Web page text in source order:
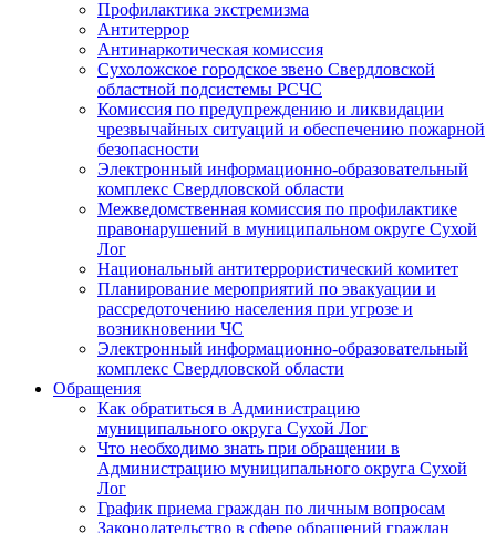
Профилактика экстремизма
Антитеррор
Антинаркотическая комиссия
Сухоложское городское звено Свердловской
областной подсистемы РСЧС
Комиссия по предупреждению и ликвидации
чрезвычайных ситуаций и обеспечению пожарной
безопасности
Электронный информационно-образовательный
комплекс Cвердловской области
Межведомственная комиссия по профилактике
правонарушений в муниципальном округе Сухой
Лог
Национальный антитеррористический комитет
Планирование мероприятий по эвакуации и
рассредоточению населения при угрозе и
возникновении ЧС
Электронный информационно-образовательный
комплекс Свердловской области
Обращения
Как обратиться в Администрацию
муниципального округа Сухой Лог
Что необходимо знать при обращении в
Администрацию муниципального округа Сухой
Лог
График приема граждан по личным вопросам
Законодательство в сфере обращений граждан